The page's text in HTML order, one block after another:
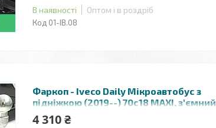
В наявності Оптом і в роздріб
01-ІВ.08
Фаркоп - Iveco Daily Мікроавтобус з
підніжкою (2019--) 70с18 MAXI, з'ємний
литий на 2 болтах на пластині
4 310 ₴